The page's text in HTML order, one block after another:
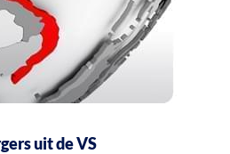
uit de VS